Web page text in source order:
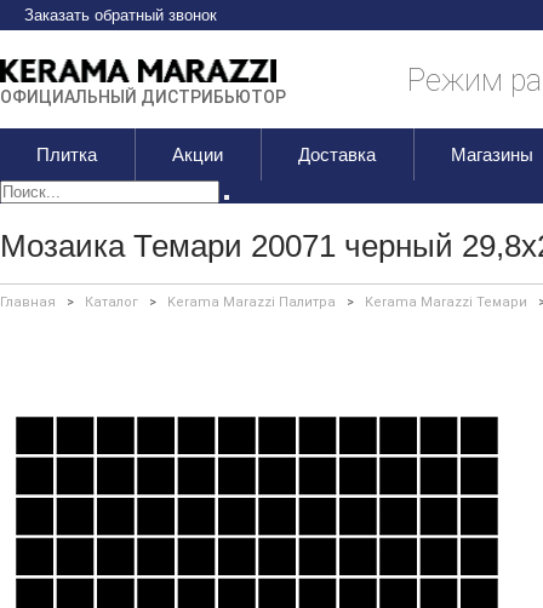
Заказать обратный звонок
ОФИЦИАЛЬНЫЙ ДИСТРИБЬЮТОР Режим
Плитка Акции Доставка Магазины
Мозаика Темари 20071 черный
Главная > Каталог > Kerama Marazzi Палитра > Kerama Marazzi Темари